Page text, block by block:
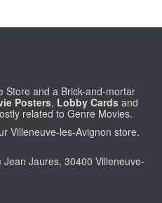
Store and a Brick-and-mortar
Posters, Lobby Cards and
related to Genre Movies.
Villeneuve-les-Avignon store.
Jean Jaures, 30400 Villeneuve-